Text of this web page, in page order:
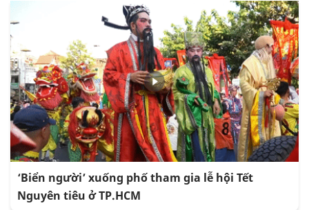
‘Biển người’ xuống phố tham gia lễ hội Tết
Nguyên tiêu ở TP.HCM